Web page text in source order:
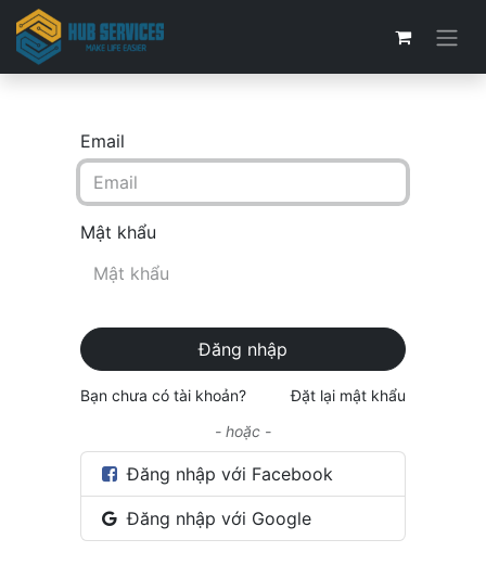
Email
Mật khẩu
Đăng nhập
Bạn chưa có tài khoản?
Đặt lại mật khẩu
- hoặc -
Đăng nhập với Facebook
Đăng nhập với Google